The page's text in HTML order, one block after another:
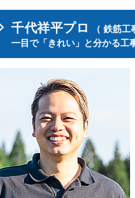
千代祥平プロ
（ 鉄筋工
一目で「きれい」と分かる工